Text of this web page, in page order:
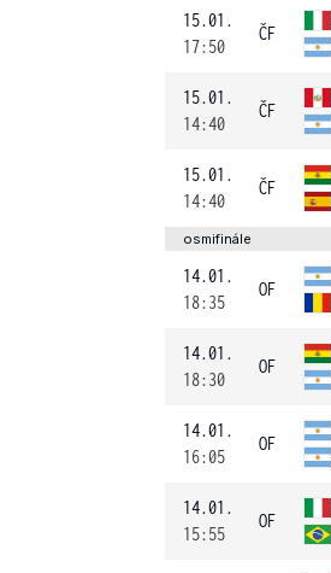
15.01.
17:50
ČF
15.01.
14:40
ČF
15.01.
14:40
ČF
osmifinále
14.01.
18:35
OF
14.01.
18:30
OF
14.01.
16:05
OF
14.01.
15:55
OF